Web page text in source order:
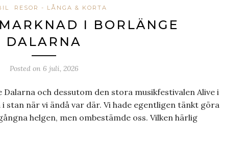
RESOR - LÅNGA & KORTA
I BORLÄNGE
DALARNA
Posted on 6 juli, 2026
och dessutom den stora musikfestivalen Alive i
stan när vi ändå var där. Vi hade egentligen tänkt göra
helgen, men ombestämde oss. Vilken härlig